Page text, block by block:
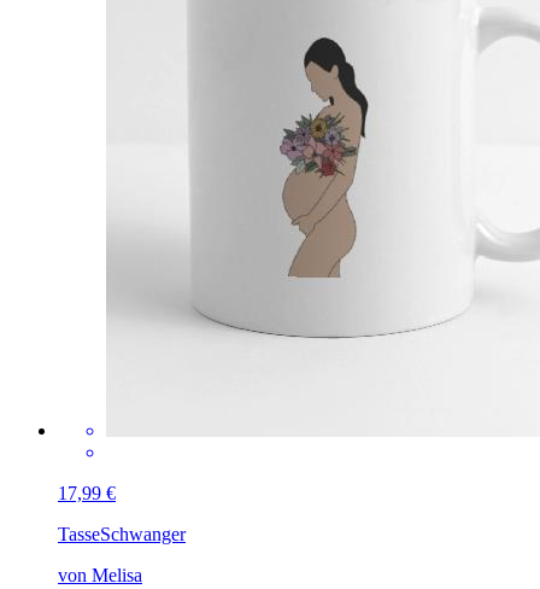
17,99 €
TasseSchwanger
von Melisa